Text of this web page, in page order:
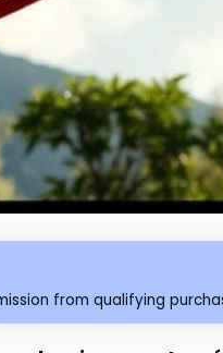
from qualifying